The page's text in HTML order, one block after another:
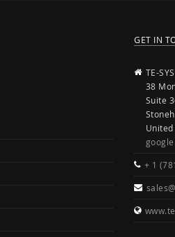
GET IN
TE-
38
Suite
+ 1